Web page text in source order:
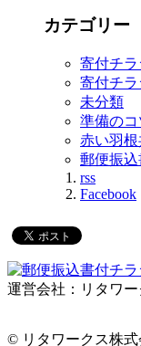
カテゴリー
寄付チラ
寄付チ
未分類
準備のコ
赤い羽
郵便振
rss
Facebook
運営会社：リタワ
© リタワークス株式